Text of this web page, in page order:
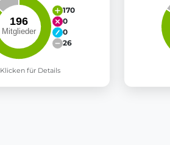
170
0
0
26
Klicken für Details